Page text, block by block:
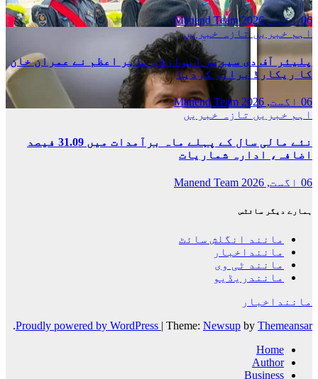
06 اگست, 2026
Manend Team
اہم خبریں تازہ خبریں
پلیئر آف دی سیریز ایوارڈ، بابر اعظم نے عمران خان
کا ریکارڈ برابر کردیا
06 اگست, 2026
Manend Team
اہم خبریں تازہ خبریں
نئے مالی سال کے پہلے ماہ برآمدات میں 31.09 فیصد
اضافہ، ادارہ شماریات
06 اگست, 2026 Manend Team
ہمارے دیگر سائٹس
مانند انگلش سائٹ
ماننداخبار
مانند ٹی وی
مانندریڈیو
ماننداخبار
Proudly powered by WordPress | Theme: Newsup by Themeansar
.
Home
Author
Business